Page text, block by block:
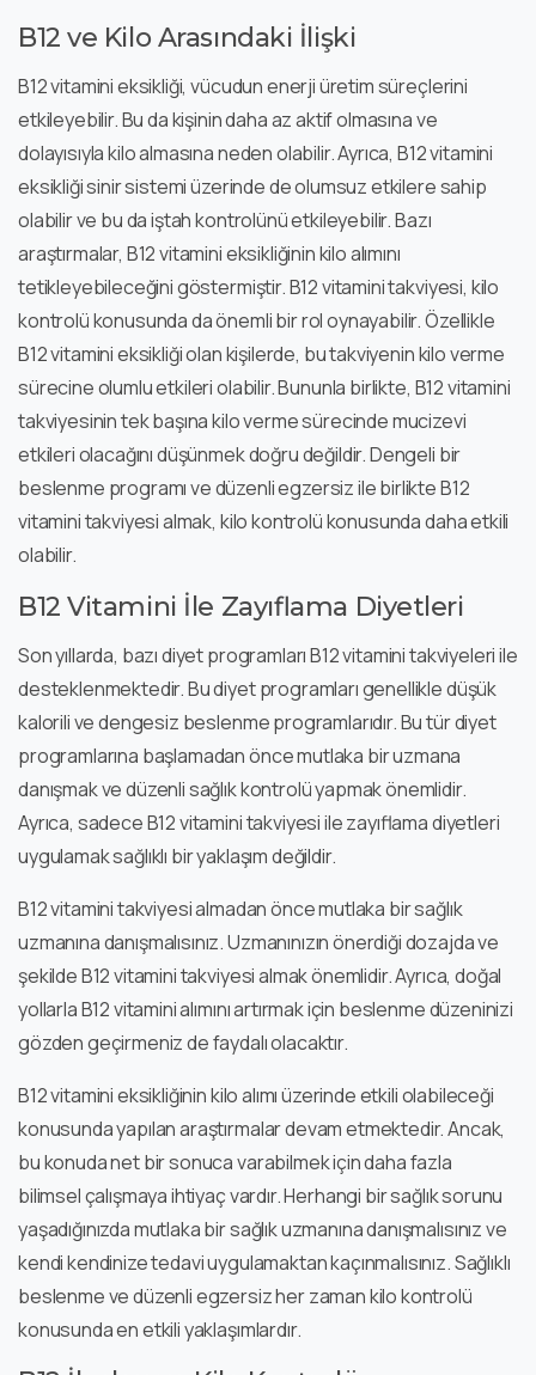
B12 ve Kilo Arasındaki İlişki
B12 vitamini eksikliği, vücudun enerji üretim süreçlerini
etkileyebilir. Bu da kişinin daha az aktif olmasına ve
dolayısıyla kilo almasına neden olabilir. Ayrıca, B12 vitamini
eksikliği sinir sistemi üzerinde de olumsuz etkilere sahip
olabilir ve bu da iştah kontrolünü etkileyebilir. Bazı
araştırmalar, B12 vitamini eksikliğinin kilo alımını
tetikleyebileceğini göstermiştir. B12 vitamini takviyesi, kilo
kontrolü konusunda da önemli bir rol oynayabilir. Özellikle
B12 vitamini eksikliği olan kişilerde, bu takviyenin kilo verme
sürecine olumlu etkileri olabilir. Bununla birlikte, B12 vitamini
takviyesinin tek başına kilo verme sürecinde mucizevi
etkileri olacağını düşünmek doğru değildir. Dengeli bir
beslenme programı ve düzenli egzersiz ile birlikte B12
vitamini takviyesi almak, kilo kontrolü konusunda daha etkili
olabilir.
B12 Vitamini İle Zayıflama Diyetleri
Son yıllarda, bazı diyet programları B12 vitamini takviyeleri ile
desteklenmektedir. Bu diyet programları genellikle düşük
kalorili ve dengesiz beslenme programlarıdır. Bu tür diyet
programlarına başlamadan önce mutlaka bir uzmana
danışmak ve düzenli sağlık kontrolü yapmak önemlidir.
Ayrıca, sadece B12 vitamini takviyesi ile zayıflama diyetleri
uygulamak sağlıklı bir yaklaşım değildir.
B12 vitamini takviyesi almadan önce mutlaka bir sağlık
uzmanına danışmalısınız. Uzmanınızın önerdiği dozajda ve
şekilde B12 vitamini takviyesi almak önemlidir. Ayrıca, doğal
yollarla B12 vitamini alımını artırmak için beslenme düzeninizi
gözden geçirmeniz de faydalı olacaktır.
B12 vitamini eksikliğinin kilo alımı üzerinde etkili olabileceği
konusunda yapılan araştırmalar devam etmektedir. Ancak,
bu konuda net bir sonuca varabilmek için daha fazla
bilimsel çalışmaya ihtiyaç vardır. Herhangi bir sağlık sorunu
yaşadığınızda mutlaka bir sağlık uzmanına danışmalısınız ve
kendi kendinize tedavi uygulamaktan kaçınmalısınız. Sağlıklı
beslenme ve düzenli egzersiz her zaman kilo kontrolü
konusunda en etkili yaklaşımlardır.